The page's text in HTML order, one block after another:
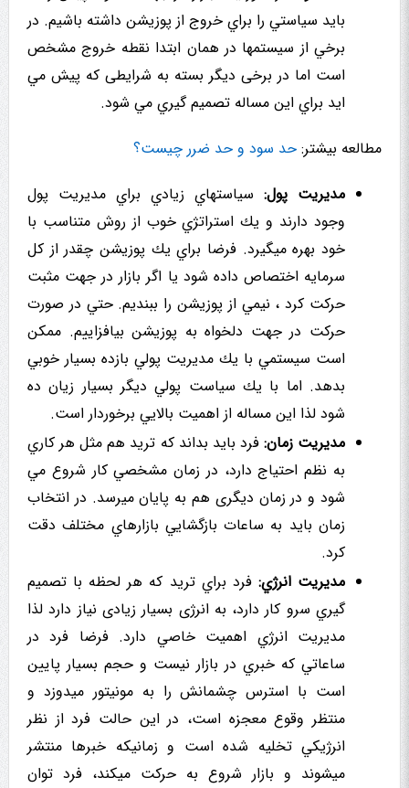
باید سیاستي را براي خروج از پوزیشن داشته باشیم. در
برخي از سیستمها در همان ابتدا نقطه خروج مشخص
است اما در برخی دیگر بسته به شرایطی که پیش مي
ايد براي اين مساله تصميم گيري مي شود.
مطالعه بیشتر: حد سود و حد ضرر چیست؟
مدیریت پول:سياستهاي زيادي براي مديريت پول
وجود دارند و يك استراتژي خوب از روش متناسب با
خود بهره میگیرد. فرضا براي يك پوزیشن چقدر از کل
سرمایه اختصاص داده شود یا اگر بازار در جهت مثبت
حرکت کرد ، نيمي از پوزیشن را ببنديم. حتي در صورت
حرکت در جهت دلخواه به پوزیشن بیافزاییم. ممكن
است سيستمي با يك مدیریت پولي بازده بسیار خوبي
بدهد. اما با يك سیاست پولي دیگر بسیار زیان ده
شود لذا این مساله از اهمیت بالايي برخوردار است.
مدیریت زمان: فرد باید بداند که ترید هم مثل هر کاري
به نظم احتیاج دارد، در زمان مشخصي کار شروع مي
شود و در زمان دیگری هم به پایان میرسد. در انتخاب
زمان باید به ساعات بازگشايي بازارهاي مختلف دقت
کرد.
مدیریت انرژي: فرد براي تريد که هر لحظه با تصمیم
گیري سرو کار دارد، به انرژی بسیار زیادی نیاز دارد لذا
مدیریت انرژي اهميت خاصي دارد. فرضا فرد در
ساعاتي که خبري در بازار نیست و حجم بسیار پایین
است با استرس چشمانش را به مونیتور میدوزد و
منتظر وقوع معجزه است، در این حالت فرد از نظر
انرژيكي تخليه شده است و زمانیکه خبرها منتشر
میشوند و بازار شروع به حرکت میکند، فرد توان